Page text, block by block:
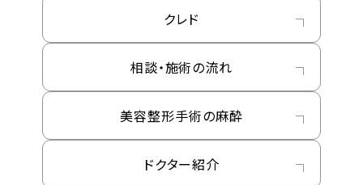
クレド
相談・施術の流れ
美容整形手術の麻酔
ドクター紹介